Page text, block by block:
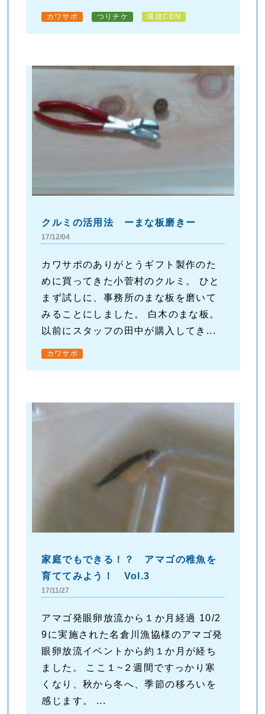
カワサポ つりチケ 環境CDN
クルミの活用法 ーまな板磨きー
17/12/04
カワサポのありがとうギフト製作のた
めに買ってきた小菅村のクルミ。 ひと
まず試しに、事務所のまな板を磨いて
みることにしました。 白木のまな板。
以前にスタッフの田中が購入してき...
カワサポ
家庭でもできる！？ アマゴの稚魚を
育ててみよう！ Vol.3
17/11/27
アマゴ発眼卵放流から１か月経過 10/2
9に実施された名倉川漁協様のアマゴ発
眼卵放流イベントから約１か月が経ち
ました。 ここ１~２週間ですっかり寒
くなり、秋から冬へ、季節の移ろいを
感じます。 ...